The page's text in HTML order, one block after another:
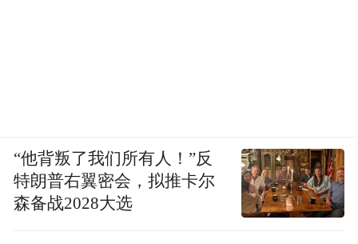
“他背叛了我们所有人！”反
特朗普右翼密会，拟推卡尔
森备战2028大选